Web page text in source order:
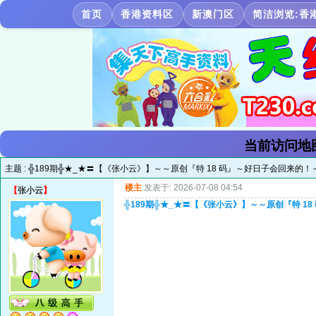
首页 香港资料区 新澳门区 简洁浏览:香
当前访问地
主题 : ╬189期╬★_★〓【《张小云》】～～原创『特 18 码』～好日子会回来的
【张小云】 楼主 发表于: 2026-07-08 04:54
╬189期╬★_★〓【《张小云》】～～原创『特